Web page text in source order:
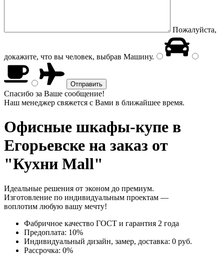
Пожалуйста,
докажите, что вы человек, выбрав Машину.
Спасибо за Ваше сообщение!
Наш менеджер свяжется с Вами в ближайшее время.
Офисные шкафы-купе в
Егорьевске на заказ от
"Кухни Mall"
Идеальные решения от эконом до премиум.
Изготовление по индивидуальным проектам —
воплотим любую вашу мечту!
Фабричное качество ГОСТ и гарантия 2 года
Предоплата: 10%
Индивидуальный дизайн, замер, доставка: 0 руб.
Рассрочка: 0%